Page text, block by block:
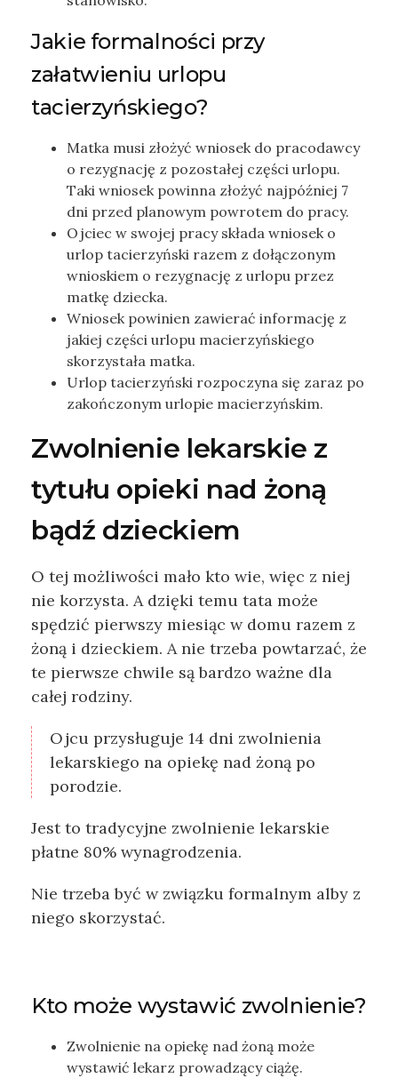
Jakie formalności przy
załatwieniu urlopu
tacierzyńskiego?
Matka musi złożyć wniosek do pracodawcy
o rezygnację z pozostałej części urlopu.
Taki wniosek powinna złożyć najpóźniej 7
dni przed planowym powrotem do pracy.
Ojciec w swojej pracy składa wniosek o
urlop tacierzyński razem z dołączonym
wnioskiem o rezygnację z urlopu przez
matkę dziecka.
Wniosek powinien zawierać informację z
jakiej części urlopu macierzyńskiego
skorzystała matka.
Urlop tacierzyński rozpoczyna się zaraz po
zakończonym urlopie macierzyńskim.
Zwolnienie lekarskie z
tytułu opieki nad żoną
bądź dzieckiem
O tej możliwości mało kto wie, więc z niej
nie korzysta. A dzięki temu tata może
spędzić pierwszy miesiąc w domu razem z
żoną i dzieckiem. A nie trzeba powtarzać, że
te pierwsze chwile są bardzo ważne dla
całej rodziny.
Ojcu przysługuje 14 dni zwolnienia
lekarskiego na opiekę nad żoną po
porodzie.
Jest to tradycyjne zwolnienie lekarskie
płatne 80% wynagrodzenia.
Nie trzeba być w związku formalnym alby z
niego skorzystać.
Kto może wystawić zwolnienie?
Zwolnienie na opiekę nad żoną może
wystawić lekarz prowadzący ciążę.